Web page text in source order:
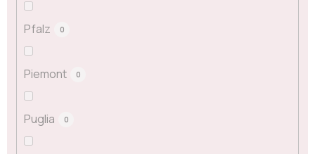
Pfalz 0
Piemont 0
Puglia 0